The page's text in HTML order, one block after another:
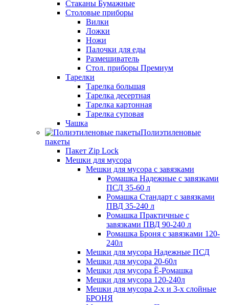
Стаканы Бумажные
Столовые приборы
Вилки
Ложки
Ножи
Палочки для еды
Размешиватель
Стол. приборы Премиум
Тарелки
Тарелка большая
Тарелка десертная
Тарелка картонная
Тарелка суповая
Чашка
Полиэтиленовые
пакеты
Пакет Zip Lock
Мешки для мусора
Мешки для мусора с завязками
Ромашка Надежные с завязками
ПСД 35-60 л
Ромашка Стандарт с завязками
ПВД 35-240 л
Ромашка Практичные с
завязками ПВД 90-240 л
Ромашка Броня с завязками 120-
240л
Мешки для мусора Надежные ПСД
Мешки для мусора 20-60л
Мешки для мусора Ё-Ромашка
Мешки для мусора 120-240л
Мешки для мусора 2-х и 3-х слойные
БРОНЯ